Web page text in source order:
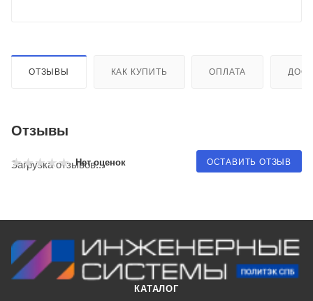
ОТЗЫВЫ КАК КУПИТЬ ОПЛАТА
Отзывы
Нет оценок ОСТАВИТЬ ОТЗЫВ
Загрузка отзывов...
КАТАЛОГ